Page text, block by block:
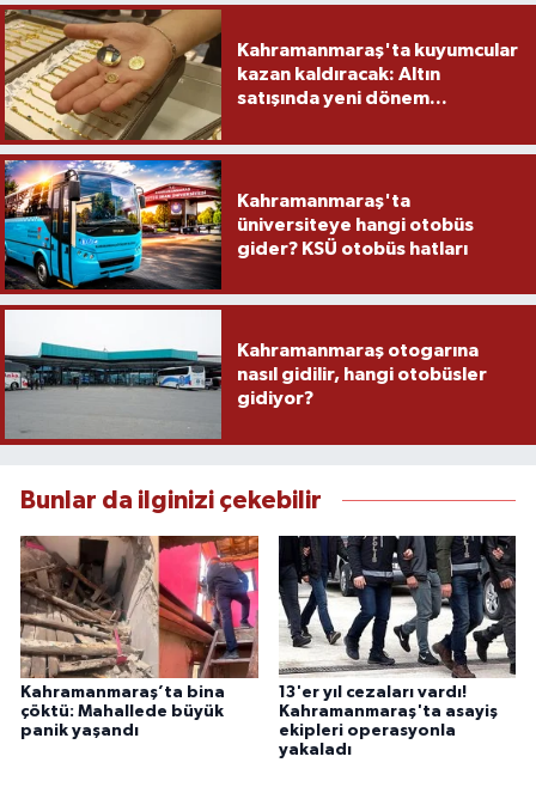
Kahramanmaraş'ta kuyumcular
kazan kaldıracak: Altın
satışında yeni dönem...
Kahramanmaraş'ta
üniversiteye hangi otobüs
gider? KSÜ otobüs hatları
Kahramanmaraş otogarına
nasıl gidilir, hangi otobüsler
gidiyor?
Bunlar da ilginizi çekebilir
Kahramanmaraş’ta bina
çöktü: Mahallede büyük
panik yaşandı
13'er yıl cezaları vardı!
Kahramanmaraş'ta asayiş
ekipleri operasyonla
yakaladı